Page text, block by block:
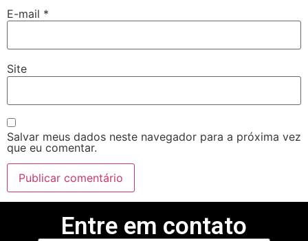
E-mail *
Site
Salvar meus dados neste navegador para a próxima vez
que eu comentar.
Entre em contato